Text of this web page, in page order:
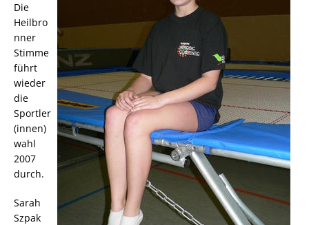
Die
Heilbro
nner
Stimme
führt
wieder
die
Sportler
(innen)
wahl
2007
durch.
Sarah
Szpak